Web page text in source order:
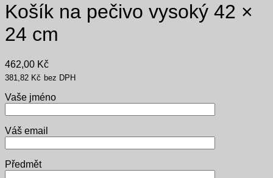
Košík na pečivo vysoký 42 ×
24 cm
462,00 Kč
381,82 Kč bez DPH
Vaše jméno
Váš email
Předmět